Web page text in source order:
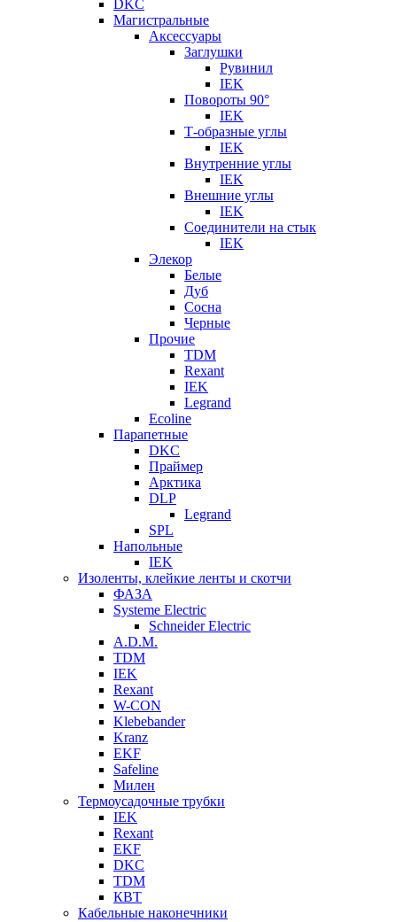
DKC
Магистральные
Аксессуары
Заглушки
Рувинил
IEK
Повороты 90°
IEK
Т-образные углы
IEK
Внутренние углы
IEK
Внешние углы
IEK
Соединители на стык
IEK
Элекор
Белые
Дуб
Сосна
Черные
Прочие
TDM
Rexant
IEK
Legrand
Ecoline
Парапетные
DKC
Праймер
Арктика
DLP
Legrand
SPL
Напольные
IEK
Изоленты, клейкие ленты и скотчи
ФАЗА
Systeme Electric
Schneider Electric
A.D.M.
TDM
IEK
Rexant
W-CON
Klebebander
Kranz
EKF
Safeline
Милен
Термоусадочные трубки
IEK
Rexant
EKF
DKC
TDM
КВТ
Кабельные наконечники